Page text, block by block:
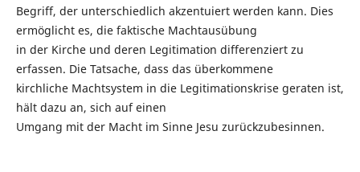
Begriff, der unterschiedlich akzentuiert werden kann. Dies
ermöglicht es, die faktische Machtausübung
in der Kirche und deren Legitimation differenziert zu
erfassen. Die Tatsache, dass das überkommene
kirchliche Machtsystem in die Legitimationskrise geraten ist,
hält dazu an, sich auf einen
Umgang mit der Macht im Sinne Jesu zurückzubesinnen.